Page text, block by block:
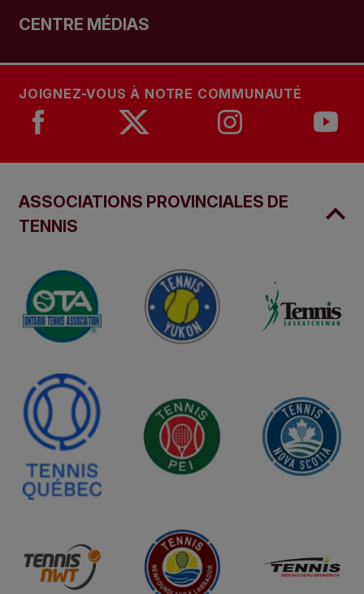
CENTRE MÉDIAS
JOIGNEZ-VOUS À NOTRE COMMUNAUTÉ
ASSOCIATIONS PROVINCIALES DE
TENNIS